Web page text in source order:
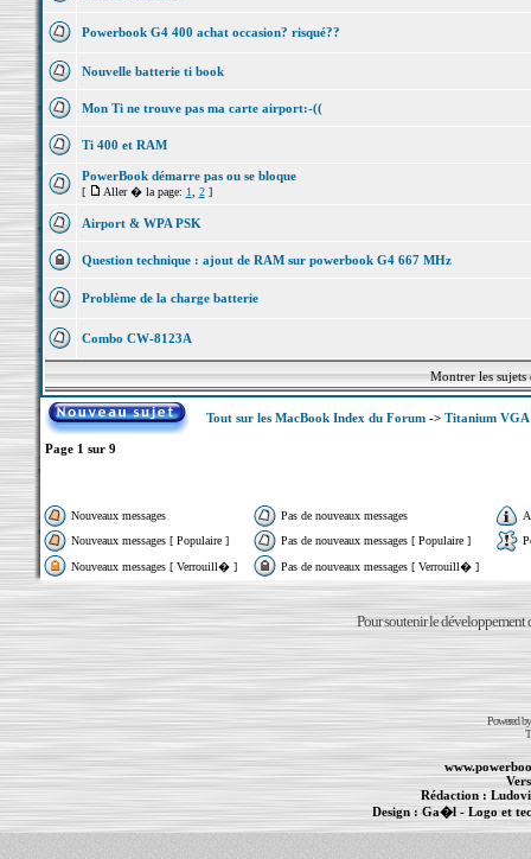
Powerbook G4 400 achat occasion? risqué??
Nouvelle batterie ti book
Mon Ti ne trouve pas ma carte airport:-((
Ti 400 et RAM
PowerBook démarre pas ou se bloque
[ Aller � la page: 1 2]
Airport & WPA PSK
Question technique : ajout de RAM sur powerbook G4 667 MHz
Problème de la charge batterie
Combo CW-8123A
Montrer les
Tout sur les MacBook Index du Forum-> Titanium VGA
Page 1 sur 9
Nouveaux messages Pas de nouveaux messages
Nouveaux messages [ Populaire ]
Pas de nouveaux messages [ Populaire ]
Nouveaux messages [ Verrouill� ]
Pas de nouveaux messages [ Verrouill� ]
Pour soutenir le développement
Powered
Rédaction :
Design : Ga�l- Logo et